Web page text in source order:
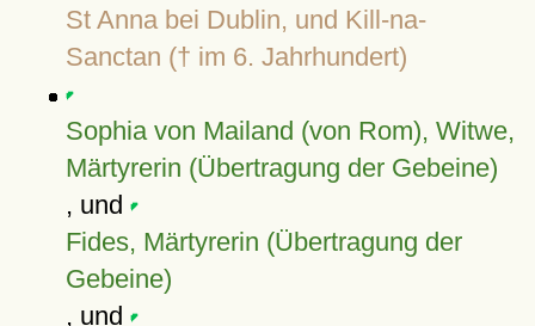
St Anna bei Dublin, und Kill-na-
Sanctan († im 6. Jahrhundert)
Sophia von Mailand (von Rom), Witwe,
Märtyrerin (Übertragung der Gebeine)
, und
Fides, Märtyrerin (Übertragung der
Gebeine)
, und